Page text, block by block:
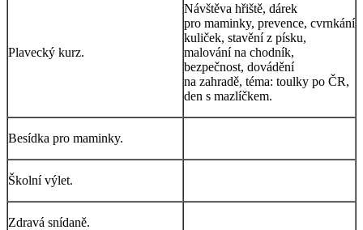
Plavecký kurz.
Návštěva hřiště, dárek
pro maminky, prevence, cvrnkání
kuliček, stavění z písku,
malování na chodník,
bezpečnost, dovádění
na zahradě, téma: toulky po ČR,
den s mazlíčkem.
Besídka pro maminky.
Školní výlet.
Zdravá snídaně.